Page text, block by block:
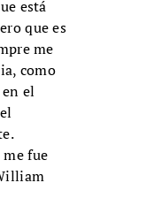
está
que es
me
como
el
me fue